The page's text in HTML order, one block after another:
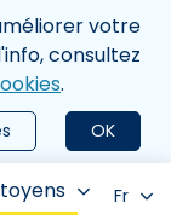
votre
consultez
.
OK
Fr